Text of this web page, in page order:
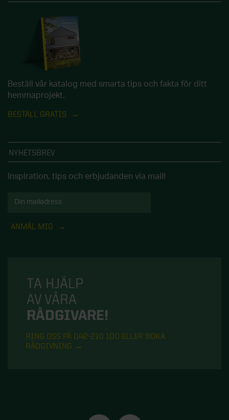
Beställ vår katalog med smarta tips och fakta för ditt
hemmaprojekt.
BESTÄLL GRATIS
NYHETSBREV
Inspiration, tips och erbjudanden via mail!
ANMÄL MIG
TA HJÄLP
AV VÅRA
RÅDGIVARE!
RING OSS PÅ 042-210 100 ELLER BOKA
RÅDGIVNING